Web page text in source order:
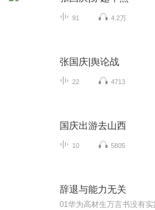
91 4.2万
张国庆|舆论战
22 4713
国庆出游去山西
10 5805
辞退与能力无关